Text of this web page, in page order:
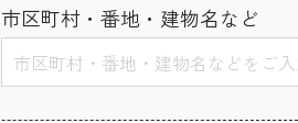
市区町村・番地・建物名など